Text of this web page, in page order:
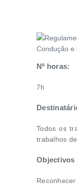
Nº horas:
7h
Todos os
trabalhos
Objectivos